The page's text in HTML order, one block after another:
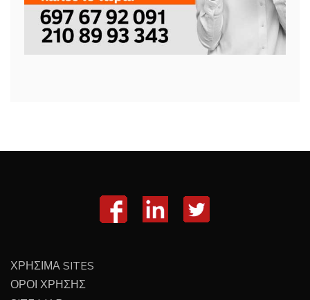
ΧΡΗΣΙΜΑ SITES
ΟΡΟΙ ΧΡΗΣΗΣ